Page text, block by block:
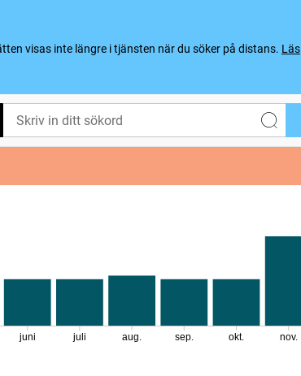
visas inte längre i tjänsten när du söker på distans. Läs
juni juli aug. sep. okt. nov.